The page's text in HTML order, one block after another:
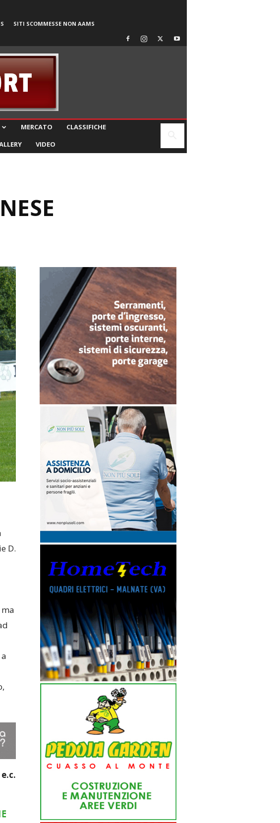
SITI SCOMMESSE NON AAMS
MERCATO
CLASSIFICHE
VIDEO
D.
e.c.